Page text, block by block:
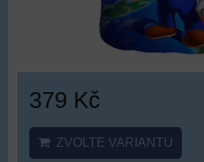
379 Kč
ZVOLTE VARIANTU